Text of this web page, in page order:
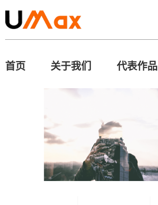
首页 关于我们 代表作品